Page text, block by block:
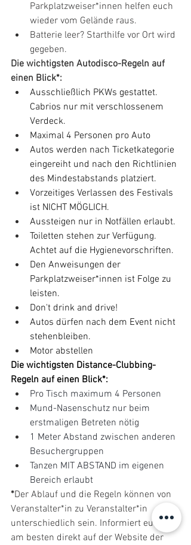
Parkplatzweiser*innen helfen euch
wieder vom Gelände raus.
Batterie leer? Starthilfe vor Ort wird
gegeben.
Die wichtigsten Autodisco-Regeln auf
einen Blick*:
Ausschließlich PKWs gestattet.
Cabrios nur mit verschlossenem
Verdeck.
Maximal 4 Personen pro Auto
Autos werden nach Ticketkategorie
eingereiht und nach den Richtlinien
des Mindestabstands platziert.
Vorzeitiges Verlassen des Festivals
ist NICHT MÖGLICH.
Aussteigen nur in Notfällen erlaubt.
Toiletten stehen zur Verfügung.
Achtet auf die Hygienevorschriften.
Den Anweisungen der
Parkplatzweiser*innen ist Folge zu
leisten.
Don't drink and drive!
Autos dürfen nach dem Event nicht
stehenbleiben.
Motor abstellen
Die wichtigsten Distance-Clubbing-
Regeln auf einen Blick*:
Pro Tisch maximum 4 Personen
Mund-Nasenschutz nur beim
erstmaligen Betreten nötig
1 Meter Abstand zwischen anderen
Besuchergruppen
Tanzen MIT ABSTAND im eigenen
Bereich erlaubt
*Der Ablauf und die Regeln können von
Veranstalter*in zu Veranstalter*in
unterschiedlich sein. Informiert euch
am besten direkt auf der Website der